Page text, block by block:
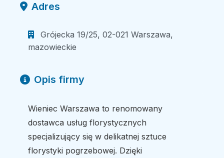
Adres
Grójecka 19/25, 02-021 Warszawa,
mazowieckie
Opis firmy
Wieniec Warszawa to renomowany
dostawca usług florystycznych
specjalizujący się w delikatnej sztuce
florystyki pogrzebowej. Dzięki